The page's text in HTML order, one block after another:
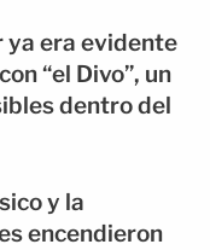
ya era evidente
“el Divo”, un
dentro del
y la
encendieron